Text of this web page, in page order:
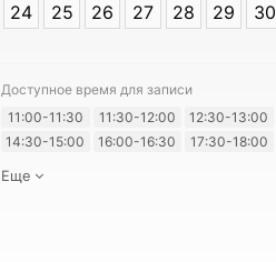
24
25 26 27 28 29 30
Доступное время для записи
11:00-11:30
11:30-12:00
12:30-13:00
14:30-15:00
16:00-16:30 17:30-18:00
Еще